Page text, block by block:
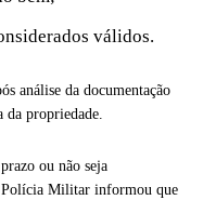
válidos.
análise da documentação
da propriedade.
ou não seja
Polícia Militar informou que